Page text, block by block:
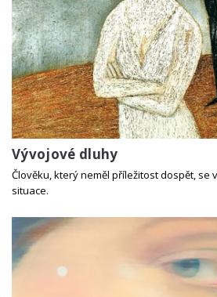
Vývojové dluhy
Člověku, který neměl příležitost dospět, se
situace.